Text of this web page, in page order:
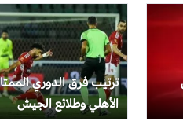
ترتيب فرق الدوري
الأهلي وطلائع الجيش